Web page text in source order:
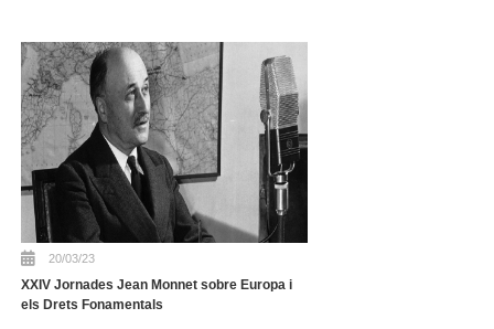
20/03/23
XXIV Jornades Jean Monnet sobre Europa i
els Drets Fonamentals